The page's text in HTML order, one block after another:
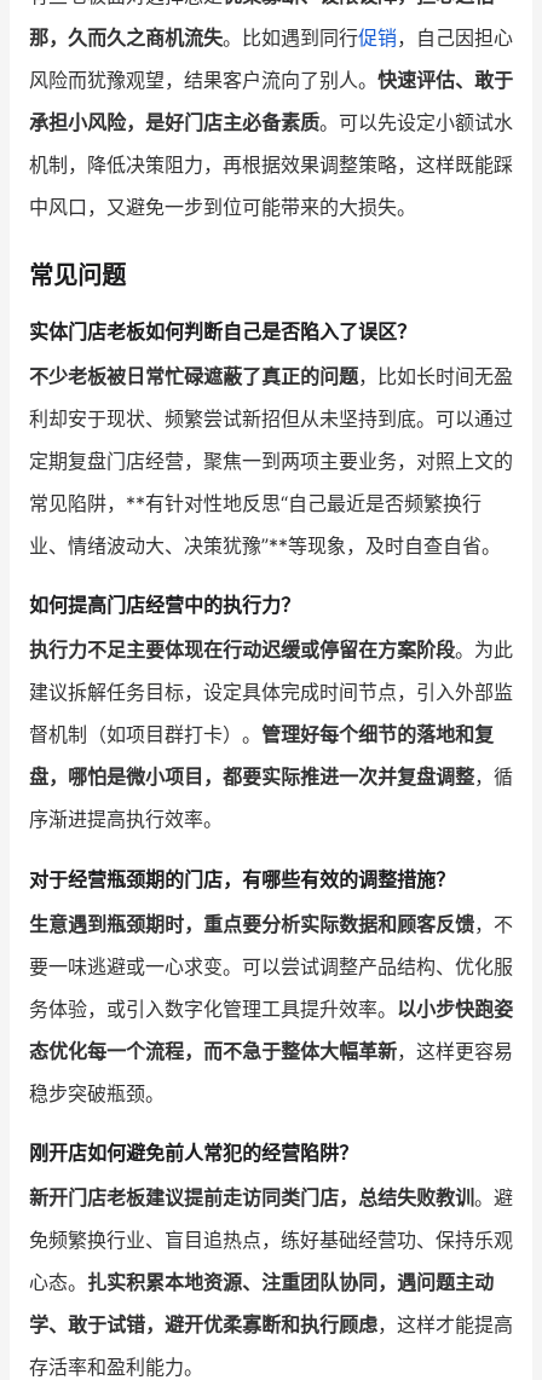
那，久而久之商机流失。比如遇到同行促销，自己因担心
风险而犹豫观望，结果客户流向了别人。 快速评估、敢于
承担小风险，是好门店主必备素质。可以先设定小额试水
机制，降低决策阻力，再根据效果调整策略，这样既能踩
中风口，又避免一步到位可能带来的大损失。
常见问题
实体门店老板如何判断自己是否陷入了误区？
不少老板被日常忙碌遮蔽了真正的问题，比如长时间无盈
利却安于现状、频繁尝试新招但从未坚持到底。可以通过
定期复盘门店经营，聚焦一到两项主要业务，对照上文的
常见陷阱，**有针对性地反思“自己最近是否频繁换行
业、情绪波动大、决策犹豫”**等现象，及时自查自省。
如何提高门店经营中的执行力？
执行力不足主要体现在行动迟缓或停留在方案阶段。为此
建议拆解任务目标，设定具体完成时间节点，引入外部监
督机制（如项目群打卡）。 管理好每个细节的落地和复
盘，哪怕是微小项目，都要实际推进一次并复盘调整，循
序渐进提高执行效率。
对于经营瓶颈期的门店，有哪些有效的调整措施？
生意遇到瓶颈期时，重点要分析实际数据和顾客反馈，不
要一味逃避或一心求变。可以尝试调整产品结构、优化服
务体验，或引入数字化管理工具提升效率。 以小步快跑姿
态优化每一个流程，而不急于整体大幅革新，这样更容易
稳步突破瓶颈。
刚开店如何避免前人常犯的经营陷阱？
新开门店老板建议提前走访同类门店，总结失败教训 。避
免频繁换行业、盲目追热点，练好基础经营功、保持乐观
心态。 扎实积累本地资源、注重团队协同，遇问题主动
学、敢于试错，避开优柔寡断和执行顾虑，这样才能提高
存活率和盈利能力。